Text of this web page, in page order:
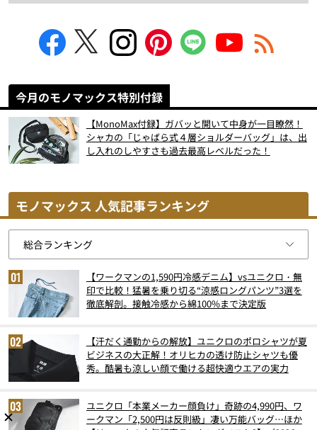
今月のモノマックス特別付録
【MonoMax付録】ガバッと開いて中身が一目瞭然！
シャカの「じゃばら式４層ショルダーバッグ」は、出
し入れのしやすさも過去最高レベルだった！
モノマックス 人気記事ランキング
【ワークマンの1,590円冷感デニム】vsユニクロ・無
印で比較！猛暑を乗り切る“涼感ロングパンツ”3選を
徹底解剖。接触冷感から綿100%まで決定版
【汗だく通勤からの解放】ユニクロのポロシャツが夏
ビジネスの大正解！オリヒカの透け防止シャツも優
秀。酷暑も涼しい顔で働ける超快適ウエアの実力
ユニクロ「本業メーカー顔負け」奇跡の4,990円、ワ
ークマン「2,500円は反則級」凄い万能バッグ…ほか